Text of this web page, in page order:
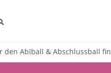
den Abiball & Abschlussball